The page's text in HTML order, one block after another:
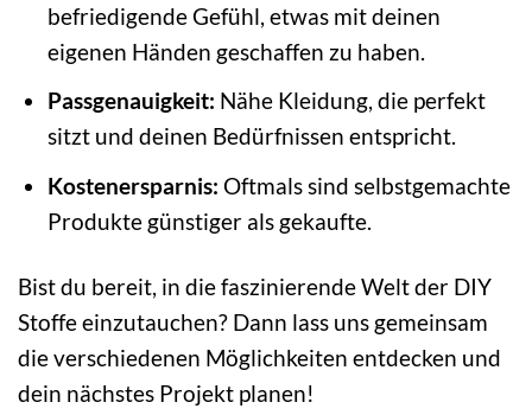
befriedigende Gefühl, etwas mit deinen
eigenen Händen geschaffen zu haben.
Passgenauigkeit: Nähe Kleidung, die perfekt
sitzt und deinen Bedürfnissen entspricht.
Kostenersparnis: Oftmals sind selbstgemachte
Produkte günstiger als gekaufte.
Bist du bereit, in die faszinierende Welt der DIY
Stoffe einzutauchen? Dann lass uns gemeinsam
die verschiedenen Möglichkeiten entdecken und
dein nächstes Projekt planen!